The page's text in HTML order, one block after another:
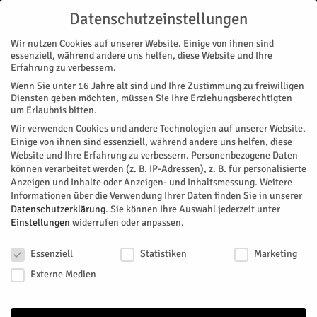
Start
« Alle Veranstaltungen
Diese Veranstaltung hat bereits stattgefunden.
Frauenhilfe – Vortrag
„Orthodoxie“
Facebook
Datenschutzeinstellungen
Wir nutzen Cookies auf unserer Website. Einige von ihnen sind
essenziell, während andere uns helfen, diese Website und Ihre
Erfahrung zu verbessern.
Wenn Sie unter 16 Jahre alt sind und Ihre Zustimmung zu freiwilligen
Diensten geben möchten, müssen Sie Ihre Erziehungsberechtigten
um Erlaubnis bitten.
Wir verwenden Cookies und andere Technologien auf unserer Website.
Einige von ihnen sind essenziell, während andere uns helfen, diese
Website und Ihre Erfahrung zu verbessern. Personenbezogene Daten
können verarbeitet werden (z. B. IP-Adressen), z. B. für personalisierte
Anzeigen und Inhalte oder Anzeigen- und Inhaltsmessung. Weitere
Informationen über die Verwendung Ihrer Daten finden Sie in unserer
Datenschutzerklärung. Sie können Ihre Auswahl jederzeit unter
Einstellungen widerrufen oder anpassen.
Essenziell
Statistiken
Marketing
Externe Medien